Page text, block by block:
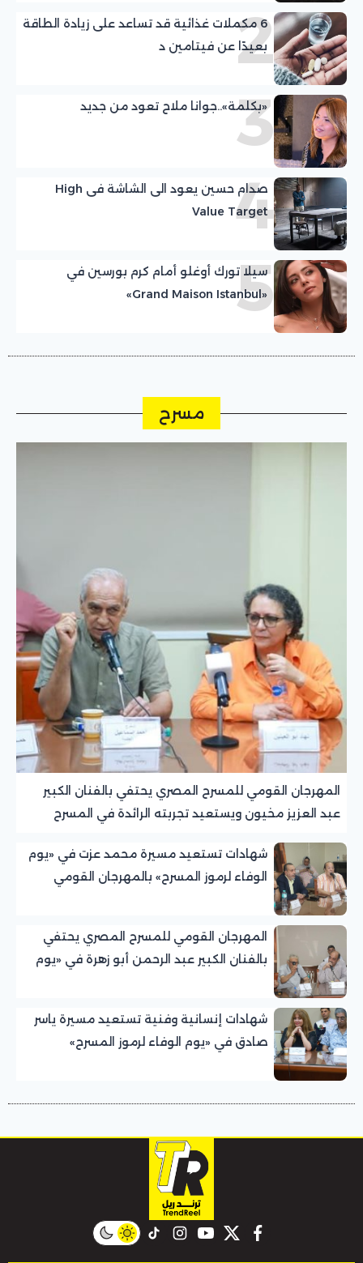
26 مكملات غذائية قد تساعد على زيادة الطاقة
بعيدًا عن فيتامين د
3
«بكلمة»..جوانا ملاح تعود من جديد
4
صدام حسين يعود الى الشاشة فى High
Value Target
5
سيلا تورك أوغلو أمام كرم بورسين في
«Grand Maison Istanbul»
مسرح
المهرجان القومي للمسرح المصري يحتفي بالفنان الكبير
عبد العزيز مخيون ويستعيد تجربته الرائدة في المسرح
شهادات تستعيد مسيرة محمد عزت في «يوم
الوفاء لرموز المسرح» بالمهرجان القومي
المهرجان القومي للمسرح المصري يحتفي
بالفنان الكبير عبد الرحمن أبو زهرة في «يوم
شهادات إنسانية وفنية تستعيد مسيرة ياسر
صادق في «يوم الوفاء لرموز المسرح»
facebook
twitter
youtube
instagram
tiktok